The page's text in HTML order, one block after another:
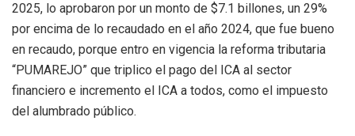
2025, lo aprobaron por un monto de $7.1 billones, un 29%
por encima de lo recaudado en el año 2024, que fue bueno
en recaudo, porque entro en vigencia la reforma tributaria
“PUMAREJO” que triplico el pago del ICA al sector
financiero e incremento el ICA a todos, como el impuesto
del alumbrado público.